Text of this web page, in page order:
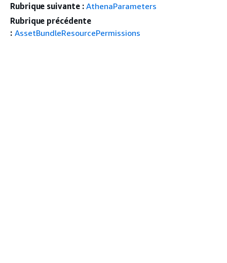
Rubrique suivante : AthenaParameters
Rubrique précédente
: AssetBundleResourcePermissions